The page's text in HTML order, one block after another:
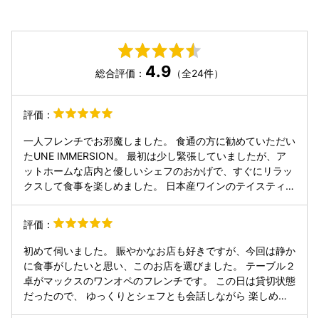
総合評価： 4.9 （全24件）
評価：
一人フレンチでお邪魔しました。 食通の方に勧めていただい
たUNE IMMERSION。 最初は少し緊張していましたが、ア
ットホームな店内と優しいシェフのおかげで、すぐにリラッ
クスして食事を楽しめました。 日本産ワインのテイスティン
たです。 手作りのパンも絶品で、つい食べ過ぎてしまいまし
た。 素敵な体験をありがとうございました。
評価：
初めて伺いました。 賑やかなお店も好きですが、今回は静か
に食事がしたいと思い、このお店を選びました。 テーブル２
卓がマックスのワンオペのフレンチです。 この日は貸切状態
だったので、 ゆっくりとシェフとも会話しながら 楽しめま